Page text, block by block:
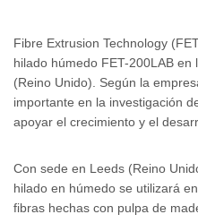
Fibre Extrusion Technology
hilado húmedo FET-200LAB
(Reino Unido). Según la
importante en la investigación
apoyar el crecimiento y el
Con sede en Leeds (Reino
hilado en húmedo se utilizará
fibras hechas con pulpa de